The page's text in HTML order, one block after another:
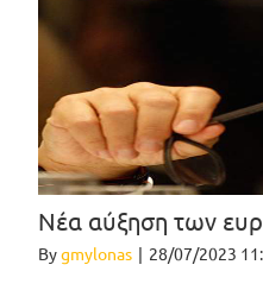
Νέα αύξηση των
Bygmylonas | 28/07/2023